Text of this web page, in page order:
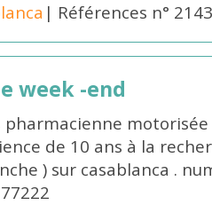
| Références n°
week -end
pharmacienne
de 10 ans à la
) sur casablanca .